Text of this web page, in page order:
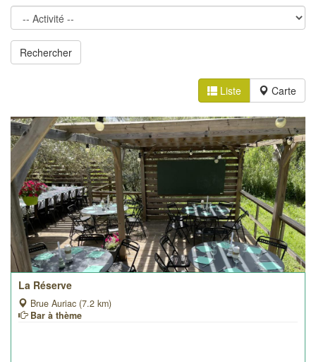
Liste Carte
La Réserve
Brue Auriac (7.2 km)
Bar à thème